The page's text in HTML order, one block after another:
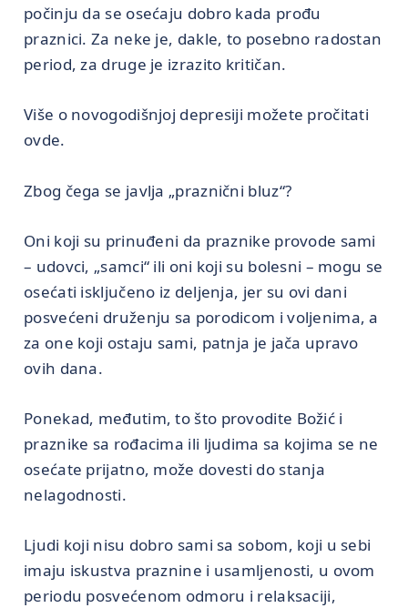
počinju da se osećaju dobro kada prođu
praznici. Za neke je, dakle, to posebno radostan
period, za druge je izrazito kritičan.
Više o novogodišnjoj depresiji možete pročitati
ovde.
Zbog čega se javlja „praznični bluz“?
Oni koji su prinuđeni da praznike provode sami
– udovci, „samci“ ili oni koji su bolesni – mogu se
osećati isključeno iz deljenja, jer su ovi dani
posvećeni druženju sa porodicom i voljenima, a
za one koji ostaju sami, patnja je jača upravo
ovih dana.
Ponekad, međutim, to što provodite Božić i
praznike sa rođacima ili ljudima sa kojima se ne
osećate prijatno, može dovesti do stanja
nelagodnosti.
Ljudi koji nisu dobro sami sa sobom, koji u sebi
imaju iskustva praznine i usamljenosti, u ovom
periodu posvećenom odmoru i relaksaciji,